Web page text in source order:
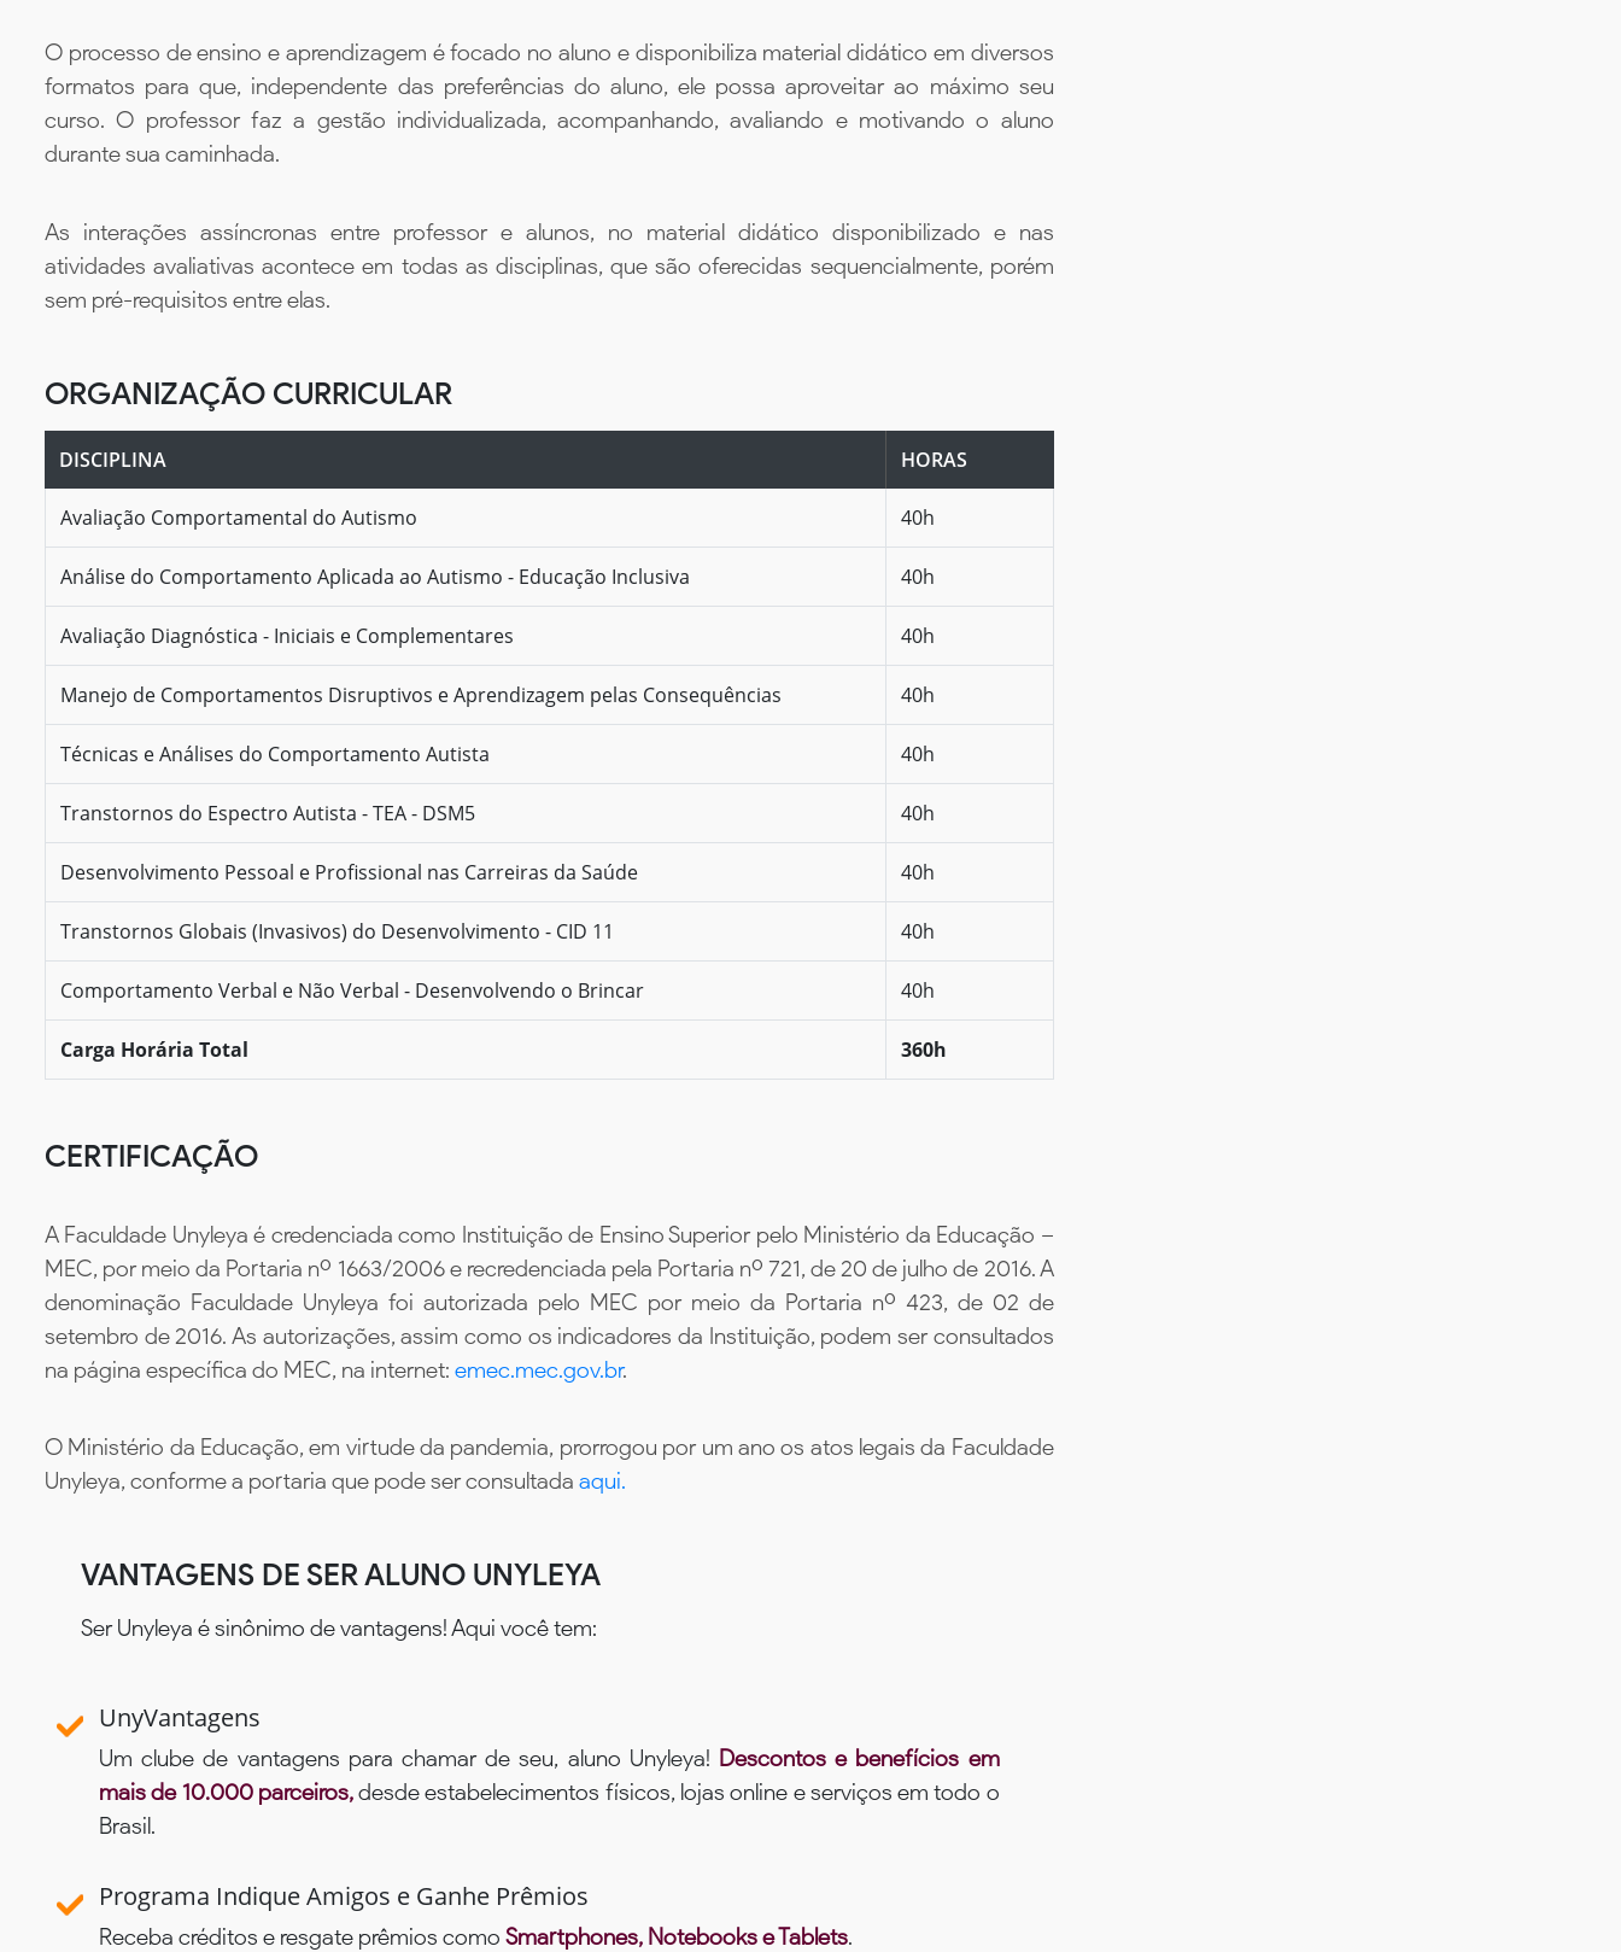
O processo de ensino e aprendizagem é focado no aluno e disponibiliza material didático em diversos
formatos para que, independente das preferências do aluno, ele possa aproveitar ao máximo seu
curso. O professor faz a gestão individualizada, acompanhando, avaliando e motivando o aluno
durante sua caminhada.
As interações assíncronas entre professor e alunos, no material didático disponibilizado e nas
atividades avaliativas acontece em todas as disciplinas, que são oferecidas sequencialmente, porém
sem pré-requisitos entre elas.
ORGANIZAÇÃO CURRICULAR
DISCIPLINA HORAS
Avaliação Comportamental do Autismo 40h
Análise do Comportamento Aplicada ao Autismo - Educação Inclusiva 40h
Avaliação Diagnóstica - Iniciais e Complementares 40h
Manejo de Comportamentos Disruptivos e Aprendizagem pelas Consequências 40h
Técnicas e Análises do Comportamento Autista 40h
Transtornos do Espectro Autista - TEA - DSM5 40h
Desenvolvimento Pessoal e Profissional nas Carreiras da Saúde 40h
Transtornos Globais (Invasivos) do Desenvolvimento - CID 11 40h
Comportamento Verbal e Não Verbal - Desenvolvendo o Brincar 40h
Carga Horária Total 360h
CERTIFICAÇÃO
A Faculdade Unyleya é credenciada como Instituição de Ensino Superior pelo Ministério da Educação –
MEC, por meio da Portaria nº 1663/2006 e recredenciada pela Portaria nº 721, de 20 de julho de 2016. A
denominação Faculdade Unyleya foi autorizada pelo MEC por meio da Portaria nº 423, de 02 de
setembro de 2016. As autorizações, assim como os indicadores da Instituição, podem ser consultados
na página específica do MEC, na internet: emec.mec.gov.br.
O Ministério da Educação, em virtude da pandemia, prorrogou por um ano os atos legais da Faculdade
Unyleya, conforme a portaria que pode ser consultada aqui.
VANTAGENS DE SER ALUNO UNYLEYA
Ser Unyleya é sinônimo de vantagens! Aqui você tem:
UnyVantagens
Um clube de vantagens para chamar de seu, aluno Unyleya! Descontos e benefícios em
mais de 10.000 parceiros,desde estabelecimentos físicos, lojas online e serviços em todo o
Brasil.
Programa Indique Amigos e Ganhe Prêmios
Receba créditos e resgate prêmios como Smartphones, Notebooks e Tablets.